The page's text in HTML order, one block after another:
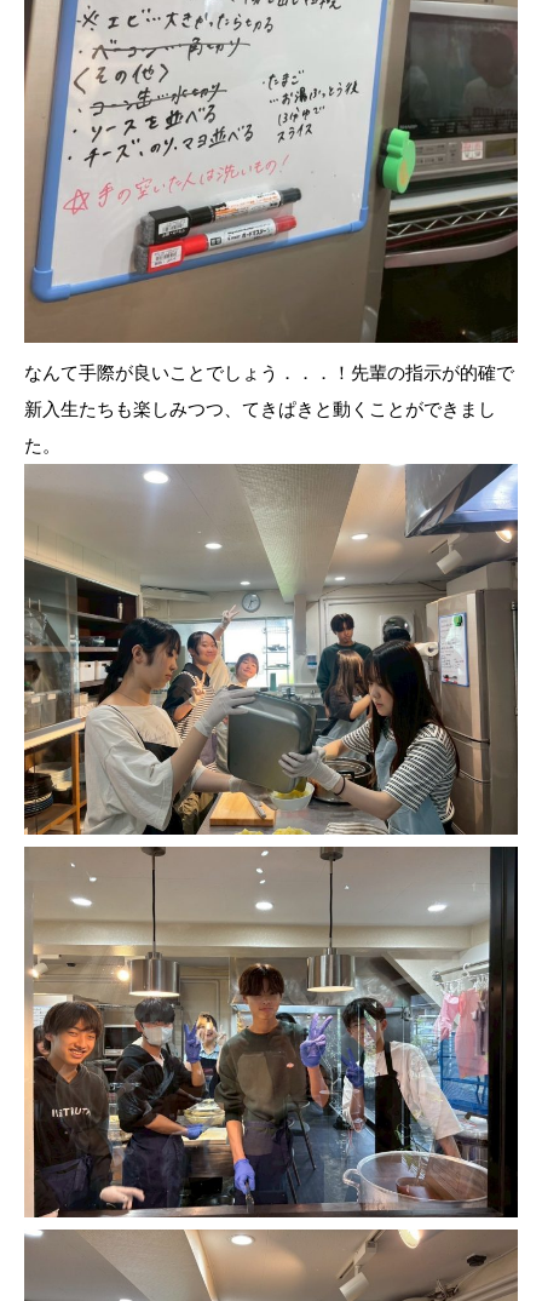
なんて手際が良いことでしょう．．．！先輩の指示が的確で
新入生たちも楽しみつつ、てきぱきと動くことができまし
た。